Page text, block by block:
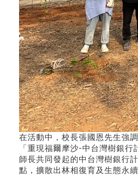
在活動中，校長張國恩先生強
「重現福爾摩沙-中台灣樹銀
師長共同發起的中台灣樹銀行
點，擴散出林相復育及生態永